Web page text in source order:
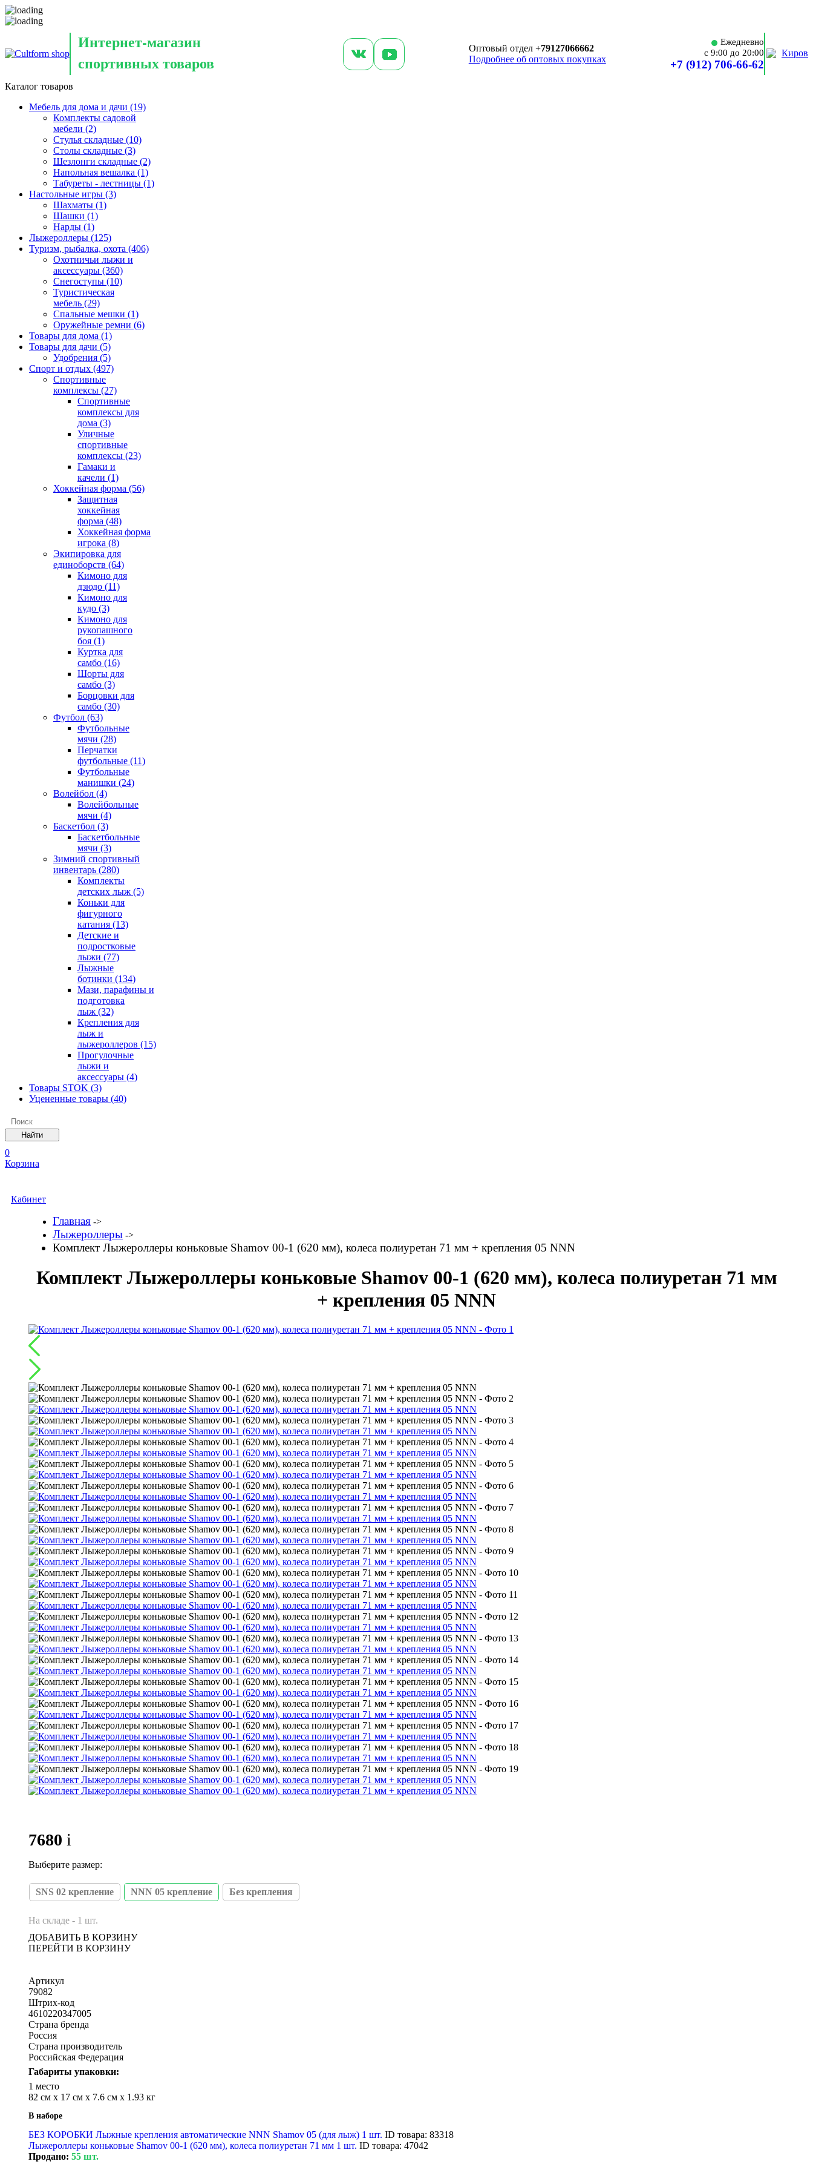
Интернет-магазин
спортивных товаров
Оптовый отдел +79127066662
Подробнее об оптовых покупках
Ежедневно
c 9:00 до 20:00
+7 (912) 706-66-62
Киров
Каталог товаров
Мебель для дома и дачи (19)
Комплекты садовой
мебели (2)
Стулья складные (10)
Столы складные (3)
Шезлонги складные (2)
Напольная вешалка (1)
Табуреты - лестницы (1)
Настольные игры (3)
Шахматы (1)
Шашки (1)
Нарды (1)
Лыжероллеры (125)
Туризм, рыбалка, охота (406)
Охотничьи лыжи и
аксессуары (360)
Снегоступы (10)
Туристическая
мебель (29)
Спальные мешки (1)
Оружейные ремни (6)
Товары для дома (1)
Товары для дачи (5)
Удобрения (5)
Спорт и отдых (497)
Спортивные
комплексы (27)
Спортивные
комплексы для
дома (3)
Уличные
спортивные
комплексы (23)
Гамаки и
качели (1)
Хоккейная форма (56)
Защитная
хоккейная
форма (48)
Хоккейная форма
игрока (8)
Экипировка для
единоборств (64)
Кимоно для
дзюдо (11)
Кимоно для
кудо (3)
Кимоно для
рукопашного
боя (1)
Куртка для
самбо (16)
Шорты для
самбо (3)
Борцовки для
самбо (30)
Футбол (63)
Футбольные
мячи (28)
Перчатки
футбольные (11)
Футбольные
манишки (24)
Волейбол (4)
Волейбольные
мячи (4)
Баскетбол (3)
Баскетбольные
мячи (3)
Зимний спортивный
инвентарь (280)
Комплекты
детских лыж (5)
Коньки для
фигурного
катания (13)
Детские и
подростковые
лыжи (77)
Лыжные
ботинки (134)
Мази, парафины и
подготовка
лыж (32)
Крепления для
лыж и
лыжероллеров (15)
Прогулочные
лыжи и
аксессуары (4)
Товары STOK (3)
Уцененные товары (40)
0
Корзина
Кабинет
Главная ->
Лыжероллеры ->
Комплект Лыжероллеры коньковые Shamov 00-1 (620 мм), колеса полиуретан 71 мм + крепления 05 NNN
Комплект Лыжероллеры коньковые Shamov 00-1 (620 мм), колеса полиуретан 71 мм
+ крепления 05 NNN
7680 i
Выберите размер:
SNS 02 крепление NNN 05 крепление Без крепления
На складе - 1 шт.
ДОБАВИТЬ В КОРЗИНУ
ПЕРЕЙТИ В КОРЗИНУ
Артикул
79082
Штрих-код
4610220347005
Страна бренда
Россия
Страна производитель
Российская Федерация
Габариты упаковки:
1 место
82 см x 17 см x 7.6 см x 1.93 кг
В наборе
БЕЗ КОРОБКИ Лыжные крепления автоматические NNN Shamov 05 (для лыж) 1 шт. ID товара: 83318
Лыжероллеры коньковые Shamov 00-1 (620 мм), колеса полиуретан 71 мм 1 шт. ID товара: 47042
Продано: 55 шт.